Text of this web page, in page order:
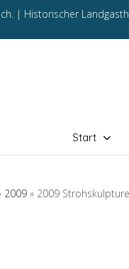
| Historischer
Start
2009 » 2009